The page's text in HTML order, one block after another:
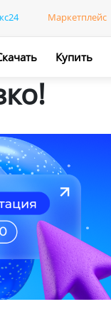
Маркетплейс
Купить